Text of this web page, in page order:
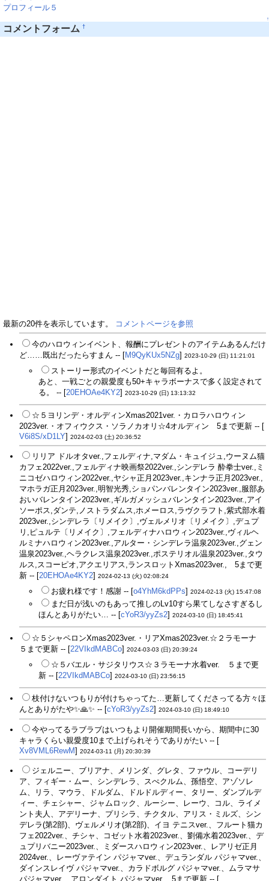
プロフィール５
↑
コメントフォーム †
最新の20件を表示しています。 コメントページを参照
今のハロウィンイベント、報酬にプレゼントのアイテムあるんだけ
ど……既出だったらすまん -- [M9QyKUx5NZg] 2023-10-29 (日) 11:21:01
ストーリー形式のイベントだと毎回有るよ。
あと、一戦ごとの親愛度も50+キャラボーナスで多く設定されて
る。 -- [20EHOAe4KY2] 2023-10-29 (日) 13:13:32
☆５ヨリンデ・オルディンXmas2021ver.・カロラハロウィン
2023ver.・オフィウクス・ソラノカオリ☆4オルディン 5まで更新 -- [
V6i8S/xD1LY] 2024-02-03 (土) 20:36:52
リリア ドルオタver.,フェルディナ,マダム・キュイジュ,ウーヌム猫
カフェ2022ver.,フェルディナ映画祭2022ver.,シンデレラ 酔拳士ver.,ミ
ニコゼハロウィン2022ver.,ヤシャ正月2023ver.,キンナラ正月2023ver.,
マホラガ正月2023ver.,明智光秀,ショパンバレンタイン2023ver.,服部あ
おいバレンタイン2023ver.,ギルガメッシュバレンタイン2023ver.,アイ
ソーポス,ダンテ,ノストラダムス,ホメーロス,ラヴクラフト,紫式部水着
2023ver.,シンデレラ〔リメイク〕,ヴェルメリオ〔リメイク〕,デュプ
リ,ピュルテ〔リメイク〕,フェルディナハロウィン2023ver.,ヴィルヘ
ルミナハロウィン2023ver.,アルター・シンデレラ温泉2023ver.,グェン
温泉2023ver.,ヘラクレス温泉2023ver.,ポステリオル温泉2023ver.,タウ
ルス,スコーピオ,アクエリアス,ランスロットXmas2023ver., 5まで更
新 -- [20EHOAe4KY2] 2024-02-13 (火) 02:08:24
お疲れ様です！感謝 -- [o4YhM6kdPPs] 2024-02-13 (火) 15:47:08
まだ日が浅いのもあって推しのLv10すら果てしなさすぎるし
ほんとありがたい… -- [cYoR3/yyZs2] 2024-03-10 (日) 18:45:41
☆５シャペロンXmas2023ver.・リアXmas2023ver.☆２ラモーナ
５まで更新 -- [22VIkdMABCo] 2024-03-03 (日) 20:39:24
☆５バエル・サジタリウス☆３ラモーナ水着ver. ５まで更
新 -- [22VIkdMABCo] 2024-03-10 (日) 23:56:15
枝付けないつもりが付けちゃってた…更新してくださってる方々ほ
んとありがたや✨🙏✨ -- [cYoR3/yyZs2] 2024-03-10 (日) 18:49:10
今やってるラブラブはいつもより開催期間長いから、期間中に30
キャラくらい親愛度10まで上げられそうでありがたい -- [
Xv8VML6RewM] 2024-03-11 (月) 20:30:39
ジェルニー、ブリアナ、メリンダ、グレタ、ファウル、コーデリ
ア、フィギー・ムー、シンデレラ、スぺクルム、孫悟空、アゾソレ
ム、リラ、マウラ、ドルダム、ドルドルディー、タリー、ダンプルデ
ィー、チェシャー、ジャムロック、ルーシー、レーウ、コル、ライメ
ント夫人、アデリーナ、プリシラ、チクタル、アリス・ミルズ、シン
デレラ(第2部)、ヴェルメリオ(第2部)、イヨ テニスver.、フルート猫カ
フェ2022ver.、チシャ、コゼット水着2023ver.、劉備水着2023ver.、デ
ュプリバニー2023ver.、ミダースハロウィン2023ver.、レアリゼ正月
2024ver.、レーヴァテイン パジャマver.、デュランダル パジャマver.、
ダインスレイヴ パジャマver.、カラドボルグ パジャマver.、ムラマサ
パジャマver.、アロンダイト パジャマver.、5まで更新 -- [